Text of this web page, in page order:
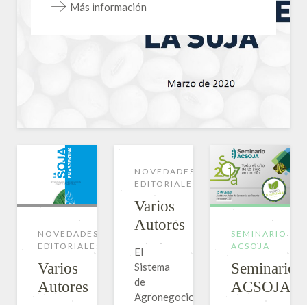
Más información
NOVEDADES
EDITORIALES
Varios
Autores
NOVEDADES
EDITORIALES
Varios
Autores
El
Sistema
de
Agronegocios
SEMINARIO
ACSOJA
Seminario
ACSOJA